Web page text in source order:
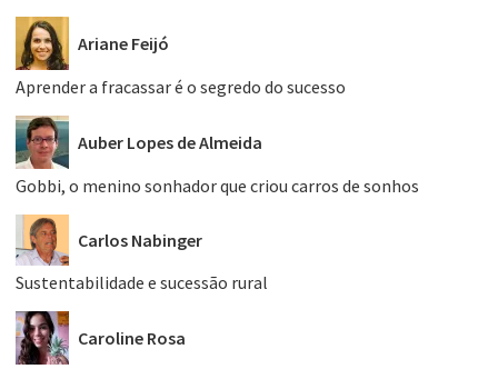
Ariane Feijó
Aprender a fracassar é o segredo do sucesso
Auber Lopes de Almeida
Gobbi, o menino sonhador que criou carros de sonhos
Carlos Nabinger
Sustentabilidade e sucessão rural
Caroline Rosa